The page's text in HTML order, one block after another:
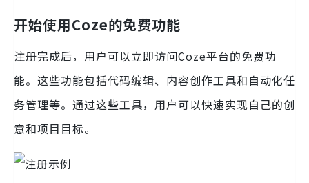
开始使用Coze的免费功能
注册完成后，用户可以立即访问Coze平台的免费功
能。这些功能包括代码编辑、内容创作工具和自动化任
务管理等。通过这些工具，用户可以快速实现自己的创
意和项目目标。